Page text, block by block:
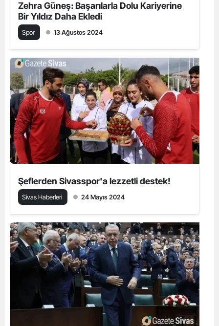
Zehra Güneş: Başarılarla Dolu Kariyerine
Bir Yıldız Daha Ekledi
Spor 13 Ağustos 2024
Şeflerden Sivasspor'a lezzetli destek!
Sivas Haberleri 24 Mayıs 2024